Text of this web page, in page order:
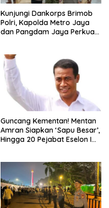
Kunjungi Dankorps Brimob
Polri, Kapolda Metro Jaya
dan Pangdam Jaya Perkuat
Guncang Kementan! Mentan
Amran Siapkan ‘Sapu Besar’,
Hingga 20 Pejabat Eselon I